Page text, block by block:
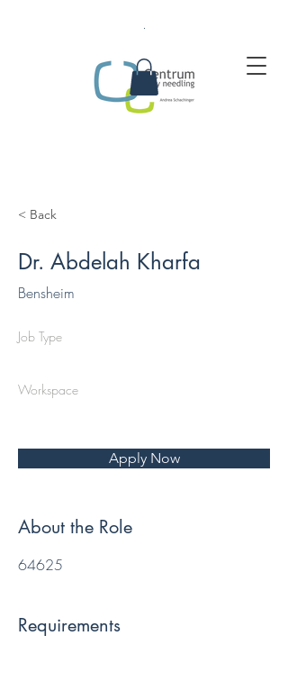
.
< Back
Dr. Abdelah Kharfa
Bensheim
Job Type
Workspace
Apply Now
About the Role
64625
Requirements